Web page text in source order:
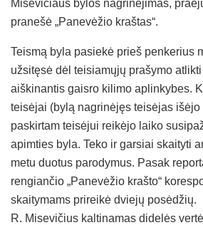
Misevičiaus bylos nagrinėjimas,
pranešė „Panevėžio kraštas“.
Teismą byla pasiekė prieš penkerius
užsitęsė dėl teisiamųjų prašymo
aiškinantis gaisro kilimo aplinkybes.
teisėjai (bylą nagrinėjęs teisėjas
paskirtam teisėjui reikėjo laiko
apimties byla. Teko ir garsiai skaityti
metu duotus parodymus. Pasak
rengiančio „Panevėžio krašto“
skaitymams prireikė dviejų posėdžių.
R. Misevičius kaltinamas didelės